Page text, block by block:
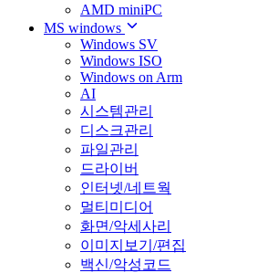
AMD miniPC
MS windows
Windows SV
Windows ISO
Windows on Arm
AI
시스템관리
디스크관리
파일관리
드라이버
인터넷/네트웍
멀티미디어
화면/악세사리
이미지보기/편집
백신/악성코드